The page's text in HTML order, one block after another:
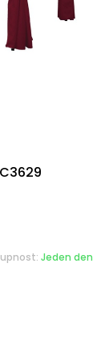
Jeden den